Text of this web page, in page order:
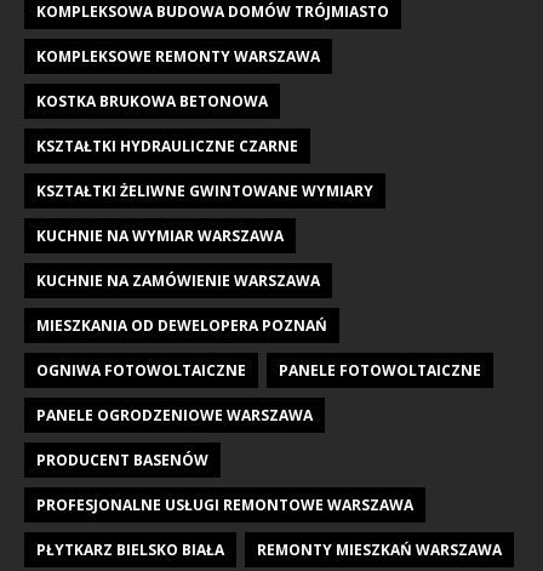
KOMPLEKSOWA BUDOWA DOMÓW TRÓJMIASTO
KOMPLEKSOWE REMONTY WARSZAWA
KOSTKA BRUKOWA BETONOWA
KSZTAŁTKI HYDRAULICZNE CZARNE
KSZTAŁTKI ŻELIWNE GWINTOWANE WYMIARY
KUCHNIE NA WYMIAR WARSZAWA
KUCHNIE NA ZAMÓWIENIE WARSZAWA
MIESZKANIA OD DEWELOPERA POZNAŃ
OGNIWA FOTOWOLTAICZNE PANELE FOTOWOLTAICZNE
PANELE OGRODZENIOWE WARSZAWA
PRODUCENT BASENÓW
PROFESJONALNE USŁUGI REMONTOWE WARSZAWA
PŁYTKARZ BIELSKO BIAŁA REMONTY MIESZKAŃ WARSZAWA